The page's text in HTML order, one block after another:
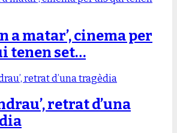
a matar’, cinema per
tenen set…
retrat d’una